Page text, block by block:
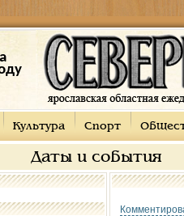
Культура Спорт
Даты и события